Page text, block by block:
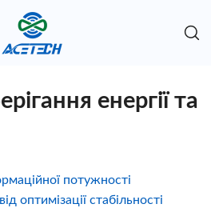
енергії та
потужності
оптимізації стабільності